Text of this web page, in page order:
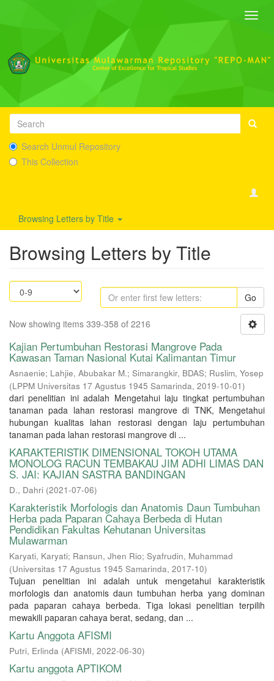
Search Unmul Repository
This Collection
Browsing Letters by Title
Browsing Letters by Title
Go
Now showing items 339-358 of 2216
Kajian Pertumbuhan Restorasi Mangrove Pada
Kawasan Taman Nasional Kutai Kalimantan Timur
Asnaenie; Lahjie, Abubakar M.; Simarangkir, BDAS; Ruslim, Yosep
(LPPM Universitas 17 Agustus 1945 Samarinda, 2019-10-01)
dari penelitian ini adalah Mengetahui laju tingkat pertumbuhan
tanaman pada lahan restorasi mangrove di TNK, Mengetahui
hubungan kualitas lahan restorasi dengan laju pertumbuhan
tanaman pada lahan restorasi mangrove di ...
KARAKTERISTIK DIMENSIONAL TOKOH UTAMA
MONOLOG RACUN TEMBAKAU JIM ADHI LIMAS DAN
S. JAI: KAJIAN SASTRA BANDINGAN
D., Dahri (2021-07-06)
Karakteristik Morfologis dan Anatomis Daun Tumbuhan
Herba pada Paparan Cahaya Berbeda di Hutan
Pendidikan Fakultas Kehutanan Universitas
Mulawarman
Karyati, Karyati; Ransun, Jhen Rio; Syafrudin, Muhammad
(Universitas 17 Agustus 1945 Samarinda, 2017-10)
Tujuan penelitian ini adalah untuk mengetahui karakteristik
morfologis dan anatomis daun tumbuhan herba yang dominan
pada paparan cahaya berbeda. Tiga lokasi penelitian terpilih
mewakili paparan cahaya berat, sedang, dan ...
Kartu Anggota AFISMI
Putri, Erlinda (AFISMI, 2022-06-30)
Kartu anggota APTIKOM